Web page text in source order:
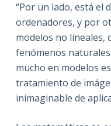
“Por un lado, está el
ordenadores, y por
modelos no lineales,
fenómenos
mucho en modelos
tratamiento de
inimaginable de